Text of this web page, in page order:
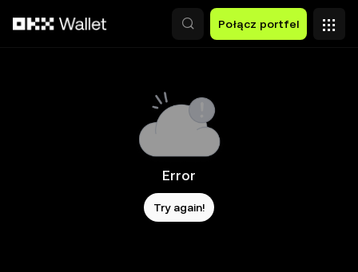
Połącz portfel
Error
Try again!